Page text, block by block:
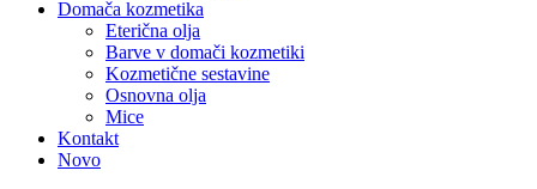
Domača kozmetika
Eterična olja
Barve v domači kozmetiki
Kozmetične sestavine
Osnovna olja
Mice
Kontakt
Novo